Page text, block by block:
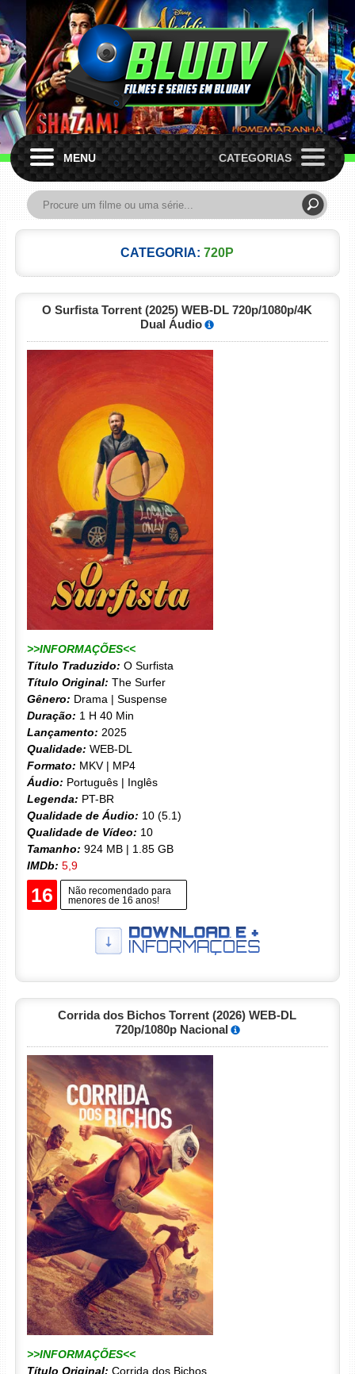
MENU CATEGORIAS
CATEGORIA:720P
O Surfista Torrent (2025) WEB-DL 720p/1080p/4K
Dual Áudio
>>INFORMAÇÕES<<
Título Traduzido: O Surfista
Título Original: The Surfer
Gênero: Drama | Suspense
Duração: 1 H 40 Min
Lançamento: 2025
Qualidade: WEB-DL
Formato: MKV | MP4
Áudio: Português | Inglês
Legenda: PT-BR
Qualidade de Áudio: 10 (5.1)
Qualidade de Vídeo: 10
Tamanho: 924 MB | 1.85 GB
IMDb: 5,9
16
Não recomendado para
menores de 16 anos!
Corrida dos Bichos Torrent (2026) WEB-DL
720p/1080p Nacional
>>INFORMAÇÕES<<
Título Original: Corrida dos Bichos